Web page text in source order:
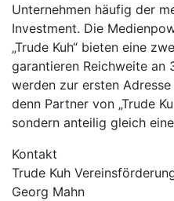
Unternehmen häufig der
Investment. Die
„Trude Kuh“ bieten eine
garantieren Reichweite an
werden zur ersten
denn Partner von „Trude
sondern anteilig gleich
Kontakt
Trude Kuh
Georg Mahn